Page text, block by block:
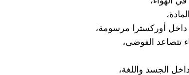
داخل أوركسترا مرسومة،
تتصاعد الفوضى،
الجسد واللغة،